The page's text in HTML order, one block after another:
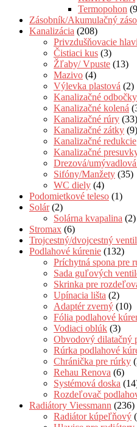
Termopohon
Zásobník/Akumulačný
Kanalizácia (208)
Privzdušňovacie
Čistiaci kus (3)
Žľaby/ Vpuste (13)
Mazivo (4)
Výlevka plastová (2)
Kanalizačné odbočky
Kanalizačné kolená
Kanalizačné rúry (33)
Kanalizačné zátky (9)
Kanalizačné redukcie
Kanalizačné
Drezová/
Sifóny/Manžety (35)
WC diely (4)
Podomietkové teleso (1)
Solár (2)
Solárna kvapalina (2)
Stromax (6)
Trojcestný/dvojcestný ventil
Podlahové kúrenie (132)
Príchytná spona pre
Sada guľových
Skrinka pre
Upínacia lišta (2)
Adaptér zverný (10)
Fólia podlahové
Vodiaci oblúk (3)
Obvodový dilatačný
Rúrka podlahové
Chránička pre rúrky
Rehau Renova (6)
Systémová doska
Rozdeľovač
Radiátory Viessmann (236)
Radiátor kúpeľňový